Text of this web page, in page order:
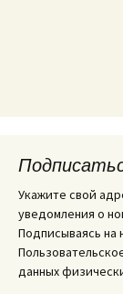
Укажите свой
уведомления о
Подписываясь на
данных